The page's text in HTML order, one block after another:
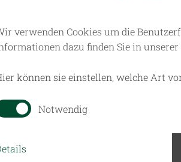
und Florian
verwenden Cookies um die
dazu finden Sie in unserer
können sie einstellen, welche Art
Notwendig